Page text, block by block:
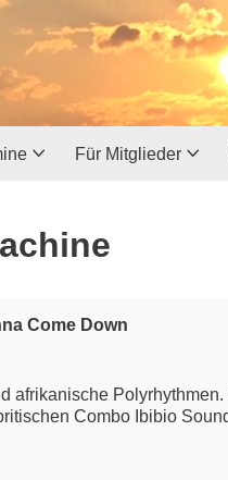
Für Mitglieder
Come Down
afrikanische
Combo Ibibio